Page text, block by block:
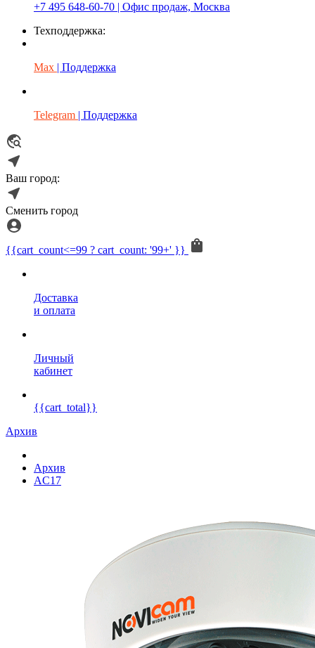
+7 495 648-60-70 | Офис продаж, Москва
Техподдержка:
Max | Поддержка
Telegram | Поддержка
Ваш город:
Сменить город
{{cart_count<=99 ? cart_count: '99+' }}
Доставка
и оплата
Личный
кабинет
{{cart_total}}
Архив
Архив
AC17